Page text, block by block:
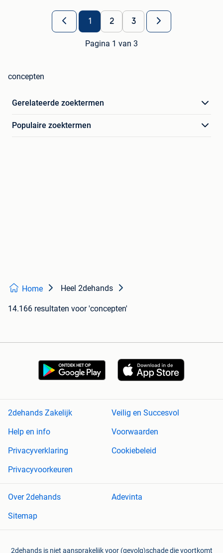
1 2 3
Pagina 1 van 3
concepten
Gerelateerde zoektermen
Populaire zoektermen
Home Heel 2dehands
14.166 resultaten voor 'concepten'
2dehands Zakelijk
Veilig en Succesvol
Help en info
Voorwaarden
Privacyverklaring
Cookiebeleid
Privacyvoorkeuren
Over 2dehands
Adevinta
Sitemap
2dehands is niet aansprakelijk voor (gevolg)schade die voortkomt